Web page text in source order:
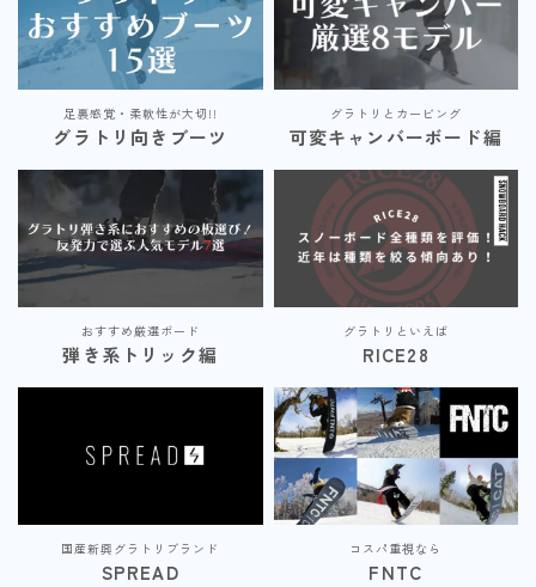
足裏感覚・柔軟性が大切!!
グラトリ向きブーツ
グラトリとカービング
可変キャンバーボード編
おすすめ厳選ボード
弾き系トリック編
グラトリといえば
RICE28
国産新興グラトリブランド
SPREAD
コスパ重視なら
FNTC